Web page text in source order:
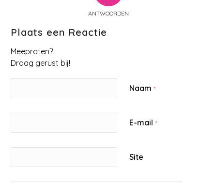
ANTWOORDEN
Plaats een Reactie
Meepraten?
Draag gerust bij!
Naam*
E-mail*
Site